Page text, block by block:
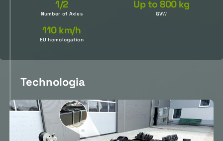
1/2
Number of Axles
Up to 800 kg
GVW
110 km/h
EU homologation
Technologia